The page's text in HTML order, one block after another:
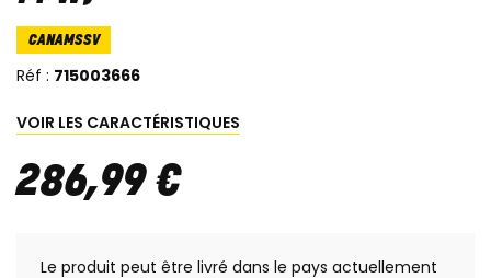
CANAMSSV
Réf : 715003666
VOIR LES CARACTÉRISTIQUES
286,99€
Le produit peut être livré dans le pays actuellement